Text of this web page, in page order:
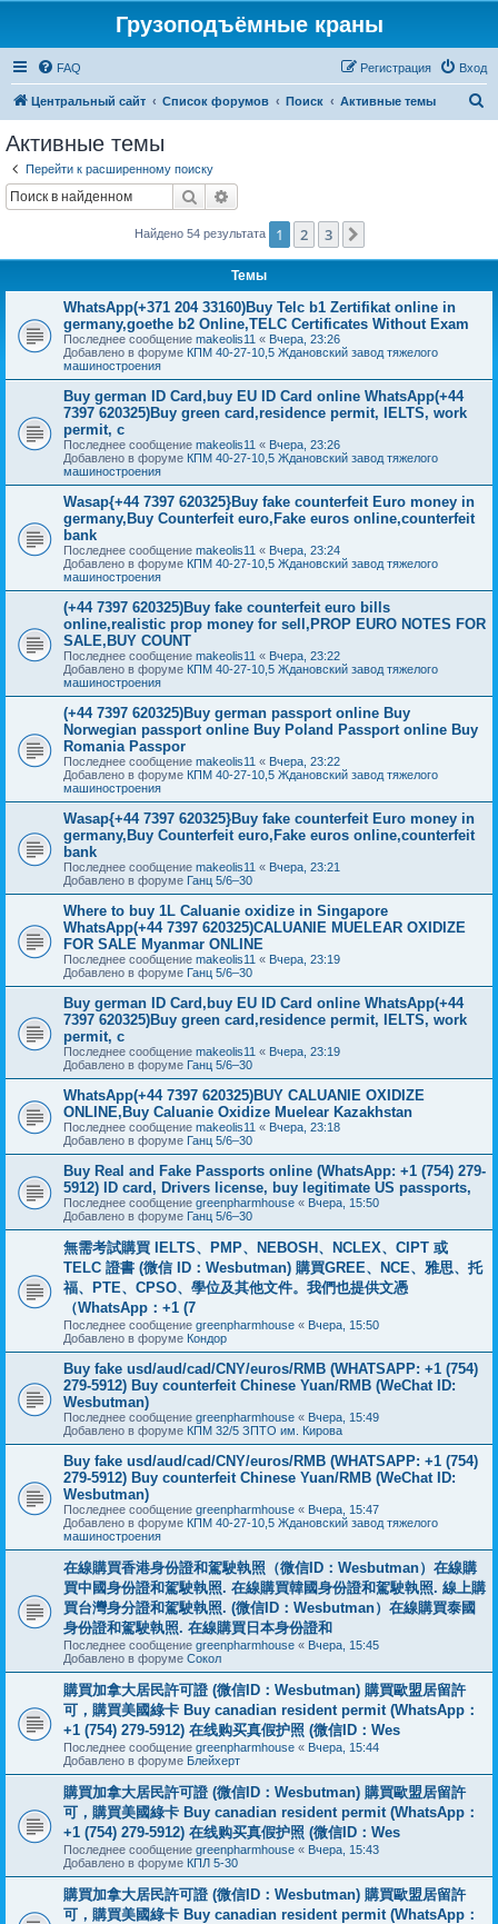
Грузоподъёмные краны
FAQ Вход
Регистрация
Центральный сайт Список форумов Поиск Активные темы
Активные темы
Перейти к расширенному поиску
Поиск
Найдено 54 результата 1 2 3
Темы
WhatsApp(+371 204 33160)Buy Telc b1 Zertifikat online in
germany,goethe b2 Online,TELC Certificates Without Exam
Последнее сообщение makeolis11 « Вчера, 23:26
Добавлено в форуме КПМ 40-27-10,5 Ждановский завод тяжелого
машиностроения
Buy german ID Card,buy EU ID Card online WhatsApp(+44
7397 620325)Buy green card,residence permit, IELTS, work
permit, c
Последнее сообщение makeolis11 « Вчера, 23:26
Добавлено в форуме КПМ 40-27-10,5 Ждановский завод тяжелого
машиностроения
Wasap{+44 7397 620325}Buy fake counterfeit Euro money in
germany,Buy Counterfeit euro,Fake euros online,counterfeit
bank
Последнее сообщение makeolis11 « Вчера, 23:24
Добавлено в форуме КПМ 40-27-10,5 Ждановский завод тяжелого
машиностроения
(+44 7397 620325)Buy fake counterfeit euro bills
online,realistic prop money for sell,PROP EURO NOTES FOR
SALE,BUY COUNT
Последнее сообщение makeolis11 « Вчера, 23:22
Добавлено в форуме КПМ 40-27-10,5 Ждановский завод тяжелого
машиностроения
(+44 7397 620325)Buy german passport online Buy
Norwegian passport online Buy Poland Passport online Buy
Romania Passpor
Последнее сообщение makeolis11 « Вчера, 23:22
Добавлено в форуме КПМ 40-27-10,5 Ждановский завод тяжелого
машиностроения
Wasap{+44 7397 620325}Buy fake counterfeit Euro money in
germany,Buy Counterfeit euro,Fake euros online,counterfeit
bank
Последнее сообщение makeolis11 « Вчера, 23:21
Добавлено в форуме Ганц 5/6–30
Where to buy 1L Caluanie oxidize in Singapore
WhatsApp(+44 7397 620325)CALUANIE MUELEAR OXIDIZE
FOR SALE Myanmar ONLINE
Последнее сообщение makeolis11 « Вчера, 23:19
Добавлено в форуме Ганц 5/6–30
Buy german ID Card,buy EU ID Card online WhatsApp(+44
7397 620325)Buy green card,residence permit, IELTS, work
permit, c
Последнее сообщение makeolis11 « Вчера, 23:19
Добавлено в форуме Ганц 5/6–30
WhatsApp(+44 7397 620325)BUY CALUANIE OXIDIZE
ONLINE,Buy Caluanie Oxidize Muelear Kazakhstan
Последнее сообщение makeolis11 « Вчера, 23:18
Добавлено в форуме Ганц 5/6–30
Buy Real and Fake Passports online (WhatsApp: +1 (754) 279-
5912) ID card, Drivers license, buy legitimate US passports,
Последнее сообщение greenpharmhouse « Вчера, 15:50
Добавлено в форуме Ганц 5/6–30
無需考試購買 IELTS、PMP、NEBOSH、NCLEX、CIPT 或
TELC 證書 (微信 ID：Wesbutman) 購買GREE、NCE、雅思、托
福、PTE、CPSO、學位及其他文件。我們也提供文憑
（WhatsApp：+1 (7
Последнее сообщение greenpharmhouse « Вчера, 15:50
Добавлено в форуме Кондор
Buy fake usd/aud/cad/CNY/euros/RMB (WHATSAPP: +1 (754)
279-5912) Buy counterfeit Chinese Yuan/RMB (WeChat ID:
Wesbutman)
Последнее сообщение greenpharmhouse « Вчера, 15:49
Добавлено в форуме КПМ 32/5 ЗПТО им. Кирова
Buy fake usd/aud/cad/CNY/euros/RMB (WHATSAPP: +1 (754)
279-5912) Buy counterfeit Chinese Yuan/RMB (WeChat ID:
Wesbutman)
Последнее сообщение greenpharmhouse « Вчера, 15:47
Добавлено в форуме КПМ 40-27-10,5 Ждановский завод тяжелого
машиностроения
在線購買香港身份證和駕駛執照（微信ID：Wesbutman）在線購
買中國身份證和駕駛執照. 在線購買韓國身份證和駕駛執照. 線上購
買台灣身分證和駕駛執照. (微信ID：Wesbutman）在線購買泰國
身份證和駕駛執照. 在線購買日本身份證和
Последнее сообщение greenpharmhouse « Вчера, 15:45
Добавлено в форуме Сокол
購買加拿大居民許可證 (微信ID：Wesbutman) 購買歐盟居留許
可，購買美國綠卡 Buy canadian resident permit (WhatsApp：
+1 (754) 279-5912) 在线购买真假护照 (微信ID：Wes
Последнее сообщение greenpharmhouse « Вчера, 15:44
Добавлено в форуме Блейхерт
購買加拿大居民許可證 (微信ID：Wesbutman) 購買歐盟居留許
可，購買美國綠卡 Buy canadian resident permit (WhatsApp：
+1 (754) 279-5912) 在线购买真假护照 (微信ID：Wes
Последнее сообщение greenpharmhouse « Вчера, 15:43
Добавлено в форуме КПЛ 5-30
購買加拿大居民許可證 (微信ID：Wesbutman) 購買歐盟居留許
可，購買美國綠卡 Buy canadian resident permit (WhatsApp：